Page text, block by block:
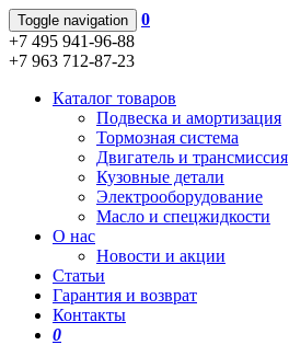
Toggle navigation
0
+7 495 941-96-88
+7 963 712-87-23
Каталог товаров
Подвеска и амортизация
Тормозная система
Двигатель и трансмиссия
Кузовные детали
Электрооборудование
Масло и спецжидкости
О нас
Новости и акции
Статьи
Гарантия и возврат
Контакты
0